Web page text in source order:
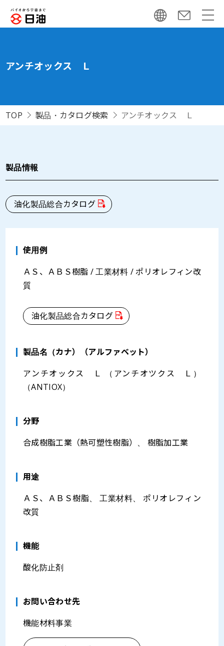
アンチオックス Ｌ
TOP 製品・カタログ検索 アンチオックス Ｌ
製品情報
油化製品総合カタログ
使用例
ＡＳ、ＡＢＳ樹脂 / 工業材料 / ポリオレフィン改
質
油化製品総合カタログ
製品名（カナ）（アルファベット）
アンチオックス Ｌ （アンチオツクス Ｌ）
（ANTIOX）
分野
合成樹脂工業（熱可塑性樹脂）、 樹脂加工業
⽤途
ＡＳ、ＡＢＳ樹脂、 工業材料、 ポリオレフィン
改質
機能
酸化防止剤
お問い合わせ先
機能材料事業